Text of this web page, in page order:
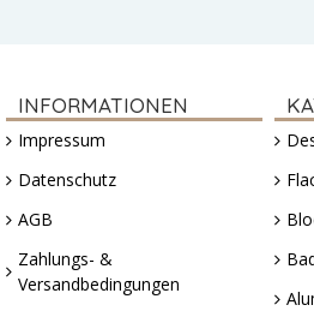
INFORMATIONEN
Impressum
Datenschutz
AGB
Zahlungs- &
Versandbedingungen